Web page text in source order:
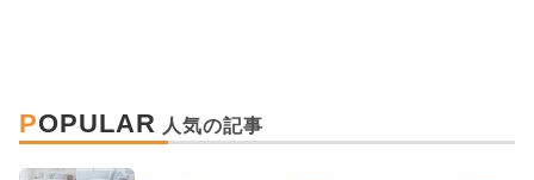
POPULAR